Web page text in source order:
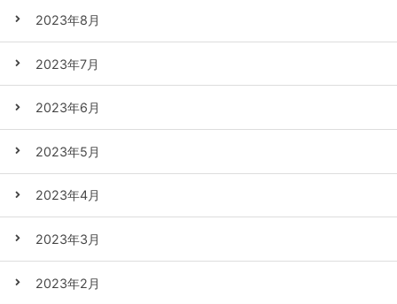
2023年8月
2023年7月
2023年6月
2023年5月
2023年4月
2023年3月
2023年2月